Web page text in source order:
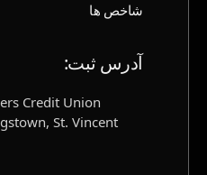
شاخص ها
آدرس ثبت‌:
Credit Union
St. Vincent